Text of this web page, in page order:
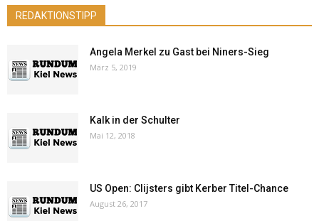
REDAKTIONSTIPP
Angela Merkel zu Gast bei Niners-Sieg
März 5, 2019
Kalk in der Schulter
Mai 12, 2018
US Open: Clijsters gibt Kerber Titel-Chance
August 26, 2017